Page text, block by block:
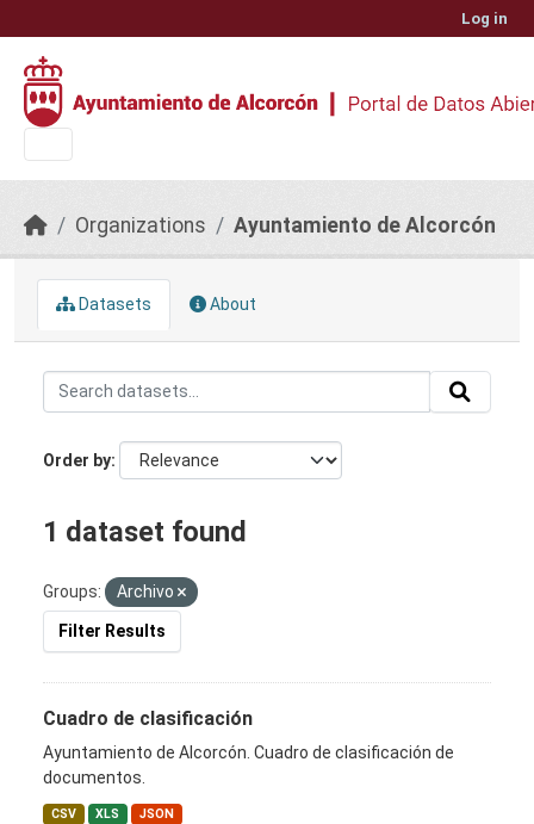
Log in
Organizations Ayuntamiento de Alcorcón
Datasets About
Order by
1 dataset found
Groups: Archivo
Filter Results
Cuadro de clasificación
Ayuntamiento de Alcorcón. Cuadro de clasificación de
documentos.
CSV XLS JSON